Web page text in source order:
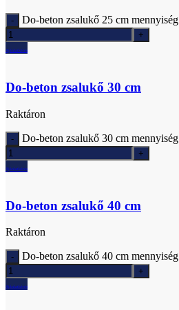
Do-beton zsalukő 25 cm mennyiség
Ajánlatkérés
Do-beton zsalukő 30 cm
Raktáron
Do-beton zsalukő 30 cm mennyiség
Ajánlatkérés
Do-beton zsalukő 40 cm
Raktáron
Do-beton zsalukő 40 cm mennyiség
Ajánlatkérés